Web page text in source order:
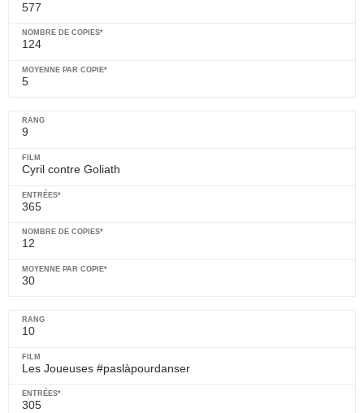
577
124
5
9
Cyril contre Goliath
365
12
30
10
Les Joueuses #paslàpourdanser
305